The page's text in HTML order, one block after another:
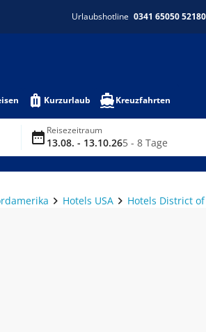
Urlaubshotline 0341 65050 52180
Kurzurlaub Kreuzfahrten
Reisezeitraum
13.08. - 13.10.265 - 8 Tage
Hotels USA Hotels District